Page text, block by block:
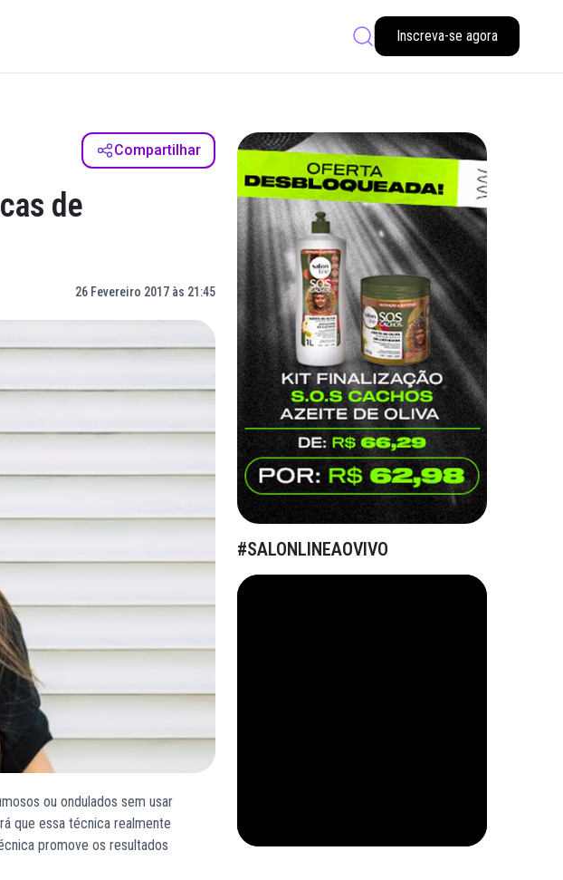
Inscreva-se agora
Compartilhar
de
26 Fevereiro 2017 às 21:45
ou ondulados sem usar
que essa técnica realmente
promove os resultados
#SALONLINEAOVIVO